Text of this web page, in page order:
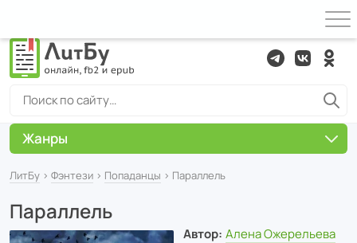
ЛитБу › Фэнтези › Попаданцы › Параллель
Параллель
Автор: Алена Ожерельева
Жанры